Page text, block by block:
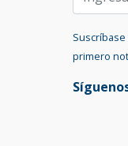
primero